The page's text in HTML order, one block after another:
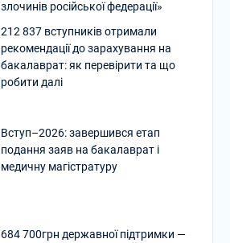
злочинів російської федерації»
212 837 вступників отримали
рекомендації до зарахування на
бакалаврат: як перевірити та що
робити далі
Вступ–2026: завершився етап
подання заяв на бакалаврат і
медичну магістратуру
684 700грн державної підтримки —